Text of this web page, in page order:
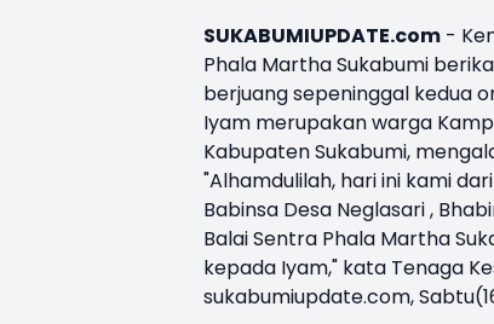
SUKABUMIUPDATE.com -
Phala MarthaSukabumi
berjuang sepeninggal kedua
Iyam merupakan warga
Kabupaten Sukabumi,
"Alhamdulilah, hari ini kami
Babinsa Desa Neglasari ,
Balai Sentra Phala Martha
kepada Iyam," kata Tenaga
sukabumiupdate.com,